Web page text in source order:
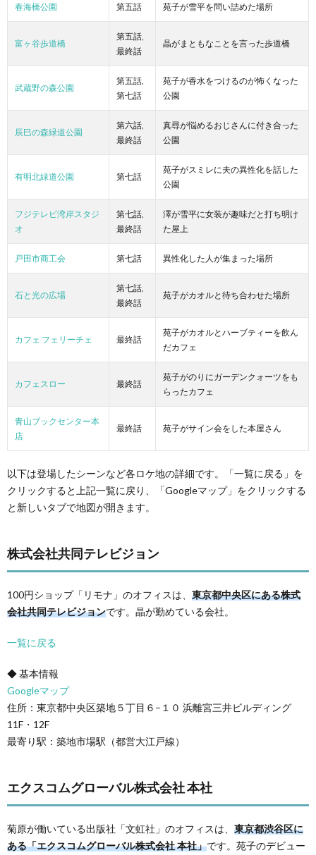
春海橋公園 第五話 苑子が雪平を問い詰めた場所
富ヶ谷歩道橋
第五話,
最終話
晶がまともなことを言った歩道橋
武蔵野の森公園
第五話,
第七話
苑子が香水をつけるのが怖くなった
公園
辰巳の森緑道公園
第六話,
最終話
真尋が悩めるおじさんに付き合った
公園
有明北緑道公園 第七話
苑子がスミレに夫の異性化を話した
公園
フジテレビ湾岸スタジ
オ
第七話,
最終話
澤が雪平に女装が趣味だと打ち明け
た屋上
戸田市商工会 第七話 異性化した人が集まった場所
石と光の広場
第七話,
最終話
苑子がカオルと待ち合わせた場所
カフェ フェリーチェ 最終話
苑子がカオルとハーブティーを飲ん
だカフェ
カフェスロー 最終話
苑子がのりにガーデンクォーツをも
らったカフェ
青山ブックセンター本
店
最終話 苑子がサイン会をした本屋さん
以下は登場したシーンなど各ロケ地の詳細です。「一覧に戻る」を
クリックすると上記一覧に戻り、「Googleマップ」をクリックする
と新しいタブで地図が開きます。
株式会社共同テレビジョン
100円ショップ「リモナ」のオフィスは、 東京都中央区にある株式
会社共同テレビジョンです。晶が勤めている会社。
一覧に戻る
◆ 基本情報
Googleマップ
住所：東京都中央区築地５丁目６−１０ 浜離宮三井ビルディング
11F・12F
最寄り駅：築地市場駅（都営大江戸線）
エクスコムグローバル株式会社 本社
菊原が働いている出版社「文虹社」のオフィスは、 東京都渋谷区に
ある「エクスコムグローバル株式会社 本社」です。苑子のデビュー